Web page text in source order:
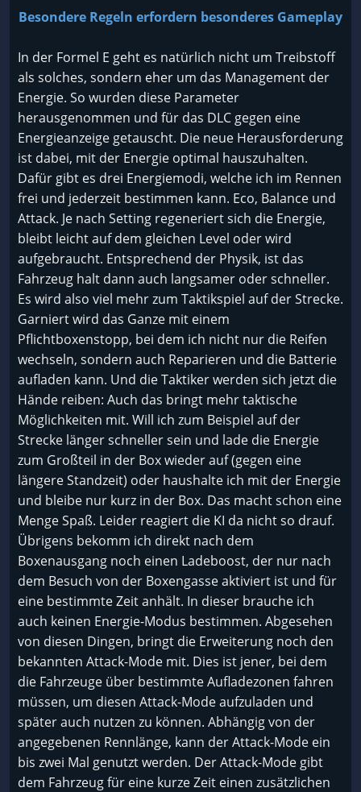
Besondere Regeln erfordern besonderes Gameplay
In der Formel E geht es natürlich nicht um Treibstoff
als solches, sondern eher um das Management der
Energie. So wurden diese Parameter
herausgenommen und für das DLC gegen eine
Energieanzeige getauscht. Die neue Herausforderung
ist dabei, mit der Energie optimal hauszuhalten.
Dafür gibt es drei Energiemodi, welche ich im Rennen
frei und jederzeit bestimmen kann. Eco, Balance und
Attack. Je nach Setting regeneriert sich die Energie,
bleibt leicht auf dem gleichen Level oder wird
aufgebraucht. Entsprechend der Physik, ist das
Fahrzeug halt dann auch langsamer oder schneller.
Es wird also viel mehr zum Taktikspiel auf der Strecke.
Garniert wird das Ganze mit einem
Pflichtboxenstopp, bei dem ich nicht nur die Reifen
wechseln, sondern auch Reparieren und die Batterie
aufladen kann. Und die Taktiker werden sich jetzt die
Hände reiben: Auch das bringt mehr taktische
Möglichkeiten mit. Will ich zum Beispiel auf der
Strecke länger schneller sein und lade die Energie
zum Großteil in der Box wieder auf (gegen eine
längere Standzeit) oder haushalte ich mit der Energie
und bleibe nur kurz in der Box. Das macht schon eine
Menge Spaß. Leider reagiert die KI da nicht so drauf.
Übrigens bekomm ich direkt nach dem
Boxenausgang noch einen Ladeboost, der nur nach
dem Besuch von der Boxengasse aktiviert ist und für
eine bestimmte Zeit anhält. In dieser brauche ich
auch keinen Energie-Modus bestimmen. Abgesehen
von diesen Dingen, bringt die Erweiterung noch den
bekannten Attack-Mode mit. Dies ist jener, bei dem
die Fahrzeuge über bestimmte Aufladezonen fahren
müssen, um diesen Attack-Mode aufzuladen und
später auch nutzen zu können. Abhängig von der
angegebenen Rennlänge, kann der Attack-Mode ein
bis zwei Mal genutzt werden. Der Attack-Mode gibt
dem Fahrzeug für eine kurze Zeit einen zusätzlichen